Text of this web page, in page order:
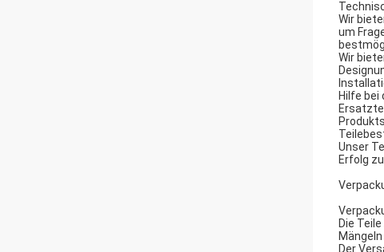
Wir
um
Wir
Hilfe bei
Unser
Erfolg
Die
Mängeln
Der